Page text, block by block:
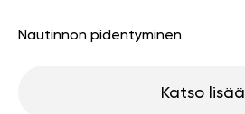
Nautinnon pidentyminen
Katso lisää